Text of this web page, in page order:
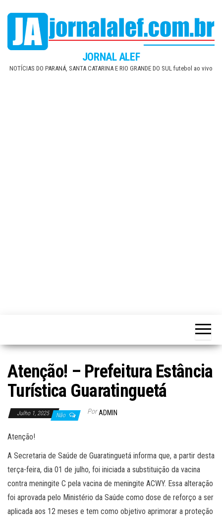
content
JORNAL ALEF
NOTÍCIAS DO PARANÁ, SANTA CATARINA E RIO GRANDE DO SUL futebol ao vivo
Atenção! – Prefeitura Estância
Turística Guaratinguetá
Julho 1, 2025 Não Por ADMIN
Atenção!
A Secretaria de Saúde de Guaratinguetá informa que, a partir desta
terça-feira, dia 01 de julho, foi iniciada a substituição da vacina
contra meningite C pela vacina de meningite ACWY. Essa alteração
foi aprovada pelo Ministério da Saúde como dose de reforço a ser
aplicada aos 12 meses e tem como objetivo aprimorar a proteção